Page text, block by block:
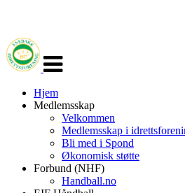
navigasjon
Hjem
Medlemsskap
Velkommen
Medlemsskap i
Bli med i Spond
Økonomisk støtte
Forbund (NHF)
Handball.no